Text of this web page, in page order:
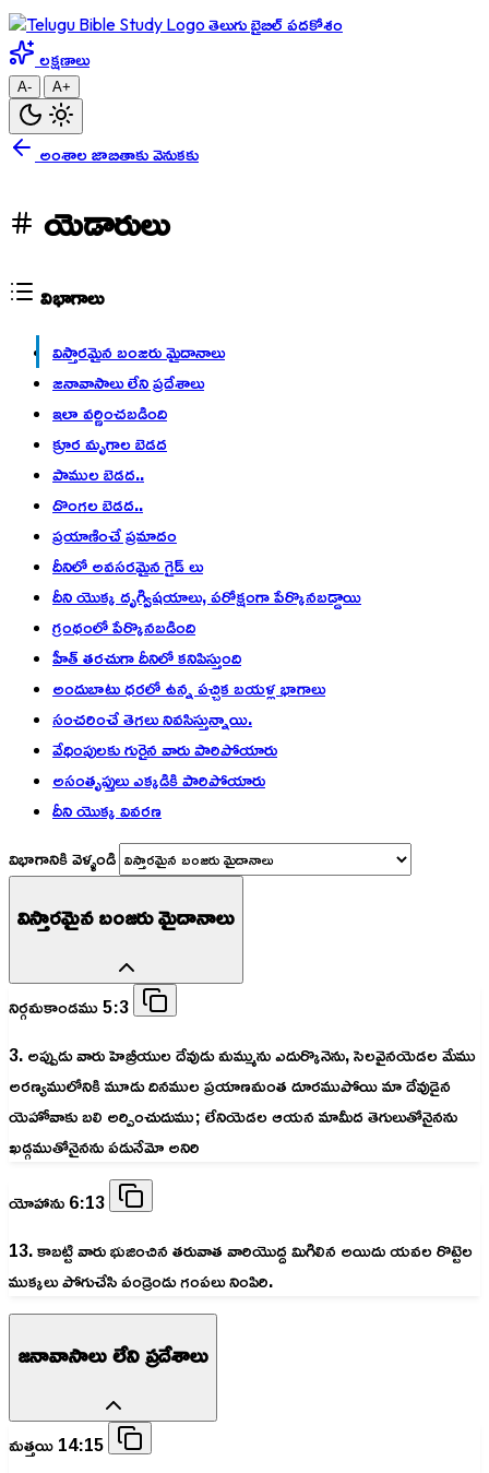
తెలుగు బైబిల్ పదకోశం
లక్షణాలు
A- A+
అంశాల జాబితాకు వెనుకకు
యెడారులు
విభాగాలు
విస్తారమైన బంజరు మైదానాలు
జనావాసాలు లేని ప్రదేశాలు
ఇలా వర్ణించబడింది
క్రూర మృగాల బెడద
పాముల బెడద..
దొంగల బెడద..
ప్రయాణించే ప్రమాదం
దీనిలో అవసరమైన గైడ్ లు
దీని యొక్క దృగ్విషయాలు, పరోక్షంగా పేర్కొనబడ్డాయి
గ్రంథంలో పేర్కొనబడింది
హీత్ తరచుగా దీనిలో కనిపిస్తుంది
అందుబాటు ధరలో ఉన్న పచ్చిక బయళ్ల భాగాలు
సంచరించే తెగలు నివసిస్తున్నాయి.
వేధింపులకు గురైన వారు పారిపోయారు
అసంతృప్తులు ఎక్కడికి పారిపోయారు
దీని యొక్క వివరణ
విభాగానికి వెళ్ళండి
విస్తారమైన బంజరు మైదానాలు
నిర్గమకాండము 5:3
3. అప్పుడు వారు హెబ్రీయుల దేవుడు మమ్మును ఎదుర్కొనెను, సెలవైనయెడల మేము
అరణ్యములోనికి మూడు దినముల ప్రయాణమంత దూరముపోయి మా దేవుడైన
యెహోవాకు బలి అర్పించుదుము; లేనియెడల ఆయన మామీద తెగులుతోనైనను
ఖడ్గముతోనైనను పడునేమో అనిరి
యోహాను 6:13
13. కాబట్టి వారు భుజించిన తరువాత వారియొద్ద మిగిలిన అయిదు యవల రొట్టెల
ముక్కలు పోగుచేసి పండ్రెండు గంపలు నింపిరి.
జనావాసాలు లేని ప్రదేశాలు
మత్తయి 14:15